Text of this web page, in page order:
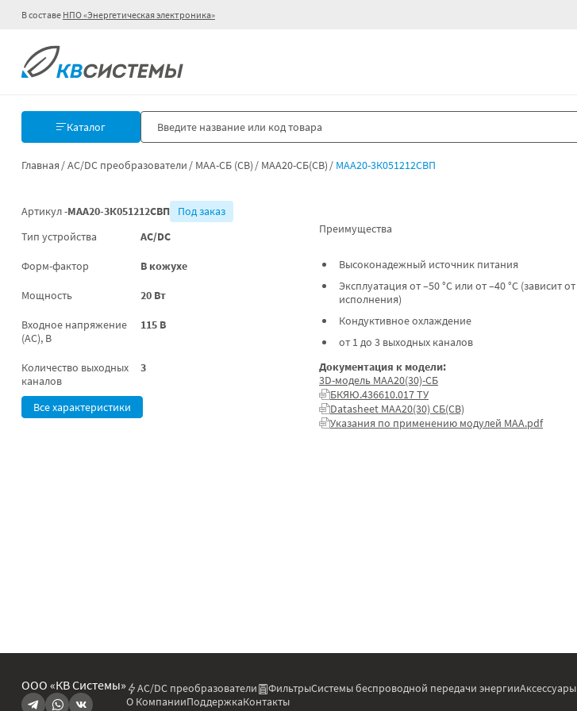
В составе НПО «Энергетическая электроника»
Каталог
Главная AC/DC преобразователи МАА-СБ (СВ) МАА20-СБ(СВ) МАА20-3К051212СВП
Артикул -МАА20-3К051212СВП
Под заказ
Тип устройства
AC/DC
Форм-фактор В кожухе
Мощность 20 Вт
Входное напряжение
(AC), В
115 В
Количество выходных
каналов
3
Все характеристики
Преимущества
Высоконадежный источник питания
Эксплуатация от –50 °C или от –40 °C (зависит от
исполнения)
Кондуктивное охлаждение
от 1 до 3 выходных каналов
Документация к модели:
3D-модель МАА20(30)-СБ
БКЯЮ.436610.017 ТУ
Datasheet МАА20(30) СБ(СВ)
Указания по применению модулей МАА.pdf
ООО «КВ Системы» AC/DC преобразователи ФильтрыСистемы беспроводной передачи энергииАксессуары
О КомпанииПоддержкаКонтакты